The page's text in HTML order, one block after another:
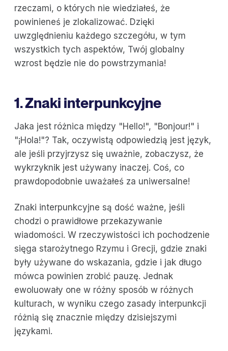
rzeczami, o których nie wiedziałeś, że
powinieneś je zlokalizować. Dzięki
uwzględnieniu każdego szczegółu, w tym
wszystkich tych aspektów, Twój globalny
wzrost będzie nie do powstrzymania!
1. Znaki interpunkcyjne
Jaka jest różnica między "Hello!", "Bonjour!" i
"¡Hola!"? Tak, oczywistą odpowiedzią jest język,
ale jeśli przyjrzysz się uważnie, zobaczysz, że
wykrzyknik jest używany inaczej. Coś, co
prawdopodobnie uważałeś za uniwersalne!
Znaki interpunkcyjne są dość ważne, jeśli
chodzi o prawidłowe przekazywanie
wiadomości. W rzeczywistości ich pochodzenie
sięga starożytnego Rzymu i Grecji, gdzie znaki
były używane do wskazania, gdzie i jak długo
mówca powinien zrobić pauzę. Jednak
ewoluowały one w różny sposób w różnych
kulturach, w wyniku czego zasady interpunkcji
różnią się znacznie między dzisiejszymi
językami.